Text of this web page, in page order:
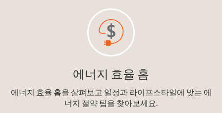
에너지 효율 홈
에너지 효율 홈을 살펴보고 일정과 라이프스타일에 맞는 에
너지 절약 팁을 찾아보세요.